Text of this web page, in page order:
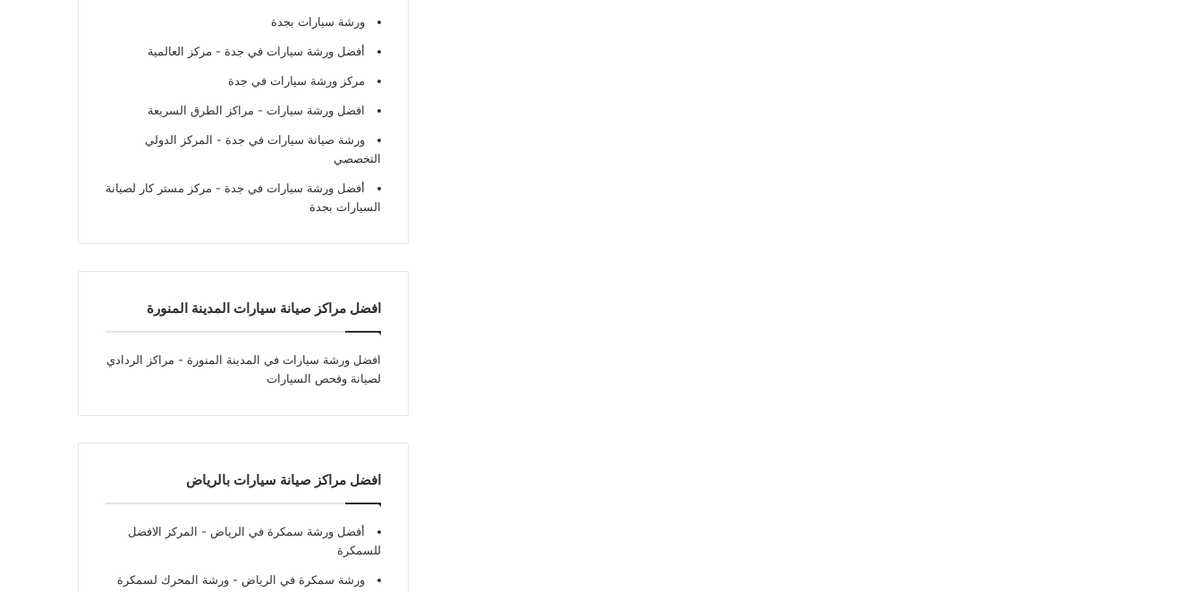
ورشة سيارات بجدة
أفضل ورشة سيارات في جدة - مركز العالمية
مركز ورشة سيارات في جدة
افضل ورشة سيارات - مراكز الطرق السريعة
ورشة صيانة سيارات في جدة - المركز الدولي
التخصصي
أفضل ورشة سيارات في جدة - مركز مستر كار لصيانة
السيارات بجدة
افضل مراكز صيانة سيارات المدينة المنورة
افضل ورشة سيارات في المدينة المنورة - مراكز الردادي
لصيانة وفحص السيارات
افضل مراكز صيانة سيارات بالرياض
أفضل ورشة سمكرة في الرياض - المركز الافضل
للسمكرة
ورشة سمكرة في الرياض - ورشة المحرك لسمكرة